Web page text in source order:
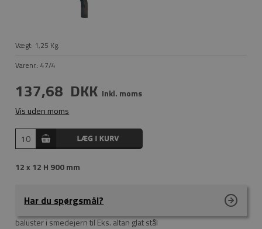
Vægt: 1,25 Kg.
Varenr.:47/4
137,68 DKK Inkl. moms
Vis uden moms
12 x 12 H 900 mm
Har du spørgsmål?
baluster i smedejern til Eks. altan glat stål